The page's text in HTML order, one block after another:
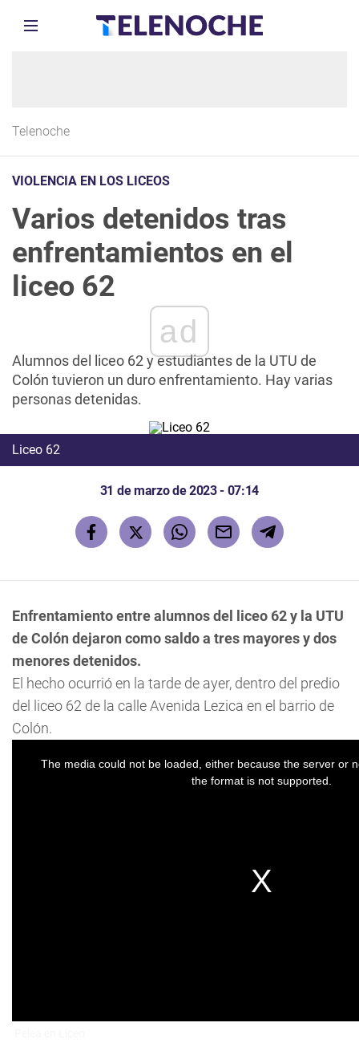
Telenoche
VIOLENCIA EN LOS LICEOS
Varios detenidos tras
enfrentamientos en el
liceo 62
ad
Alumnos del liceo 62 y estudiantes de la UTU de
Colón tuvieron un duro enfrentamiento. Hay varias
personas detenidas.
Liceo 62
31 de marzo de 2023 - 07:14
Enfrentamiento entre alumnos del liceo 62 y la UTU
de Colón dejaron como saldo a tres mayores y dos
menores detenidos.
El hecho ocurrió en la tarde de ayer, dentro del predio
del liceo 62 de la calle Avenida Lezica en el barrio de
Colón.